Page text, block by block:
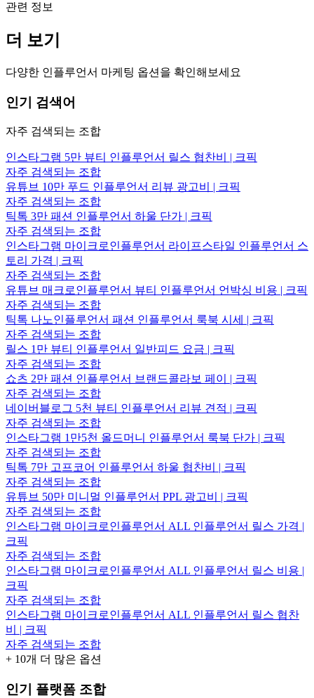
관련 정보
더 보기
다양한 인플루언서 마케팅 옵션을 확인해보세요
인기 검색어
자주 검색되는 조합
인스타그램 5만 뷰티 인플루언서 릴스 협찬비 | 크픽
자주 검색되는 조합
유튜브 10만 푸드 인플루언서 리뷰 광고비 | 크픽
자주 검색되는 조합
틱톡 3만 패션 인플루언서 하울 단가 | 크픽
자주 검색되는 조합
인스타그램 마이크로인플루언서 라이프스타일 인플루언서 스
토리 가격 | 크픽
자주 검색되는 조합
유튜브 매크로인플루언서 뷰티 인플루언서 언박싱 비용 | 크픽
자주 검색되는 조합
틱톡 나노인플루언서 패션 인플루언서 룩북 시세 | 크픽
자주 검색되는 조합
릴스 1만 뷰티 인플루언서 일반피드 요금 | 크픽
자주 검색되는 조합
쇼츠 2만 패션 인플루언서 브랜드콜라보 페이 | 크픽
자주 검색되는 조합
네이버블로그 5천 뷰티 인플루언서 리뷰 견적 | 크픽
자주 검색되는 조합
인스타그램 1만5천 올드머니 인플루언서 룩북 단가 | 크픽
자주 검색되는 조합
틱톡 7만 고프코어 인플루언서 하울 협찬비 | 크픽
자주 검색되는 조합
유튜브 50만 미니멀 인플루언서 PPL 광고비 | 크픽
자주 검색되는 조합
인스타그램 마이크로인플루언서 ALL 인플루언서 릴스 가격 |
크픽
자주 검색되는 조합
인스타그램 마이크로인플루언서 ALL 인플루언서 릴스 비용 |
크픽
자주 검색되는 조합
인스타그램 마이크로인플루언서 ALL 인플루언서 릴스 협찬
비 | 크픽
자주 검색되는 조합
+ 10개 더 많은 옵션
인기 플랫폼 조합